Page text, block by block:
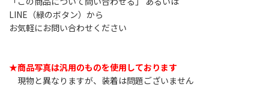
LINE（緑のボタン）から
お気軽にお問い合わせください
★商品写真は汎用のものを使用しております
現物と異なりますが、装着は問題ございません